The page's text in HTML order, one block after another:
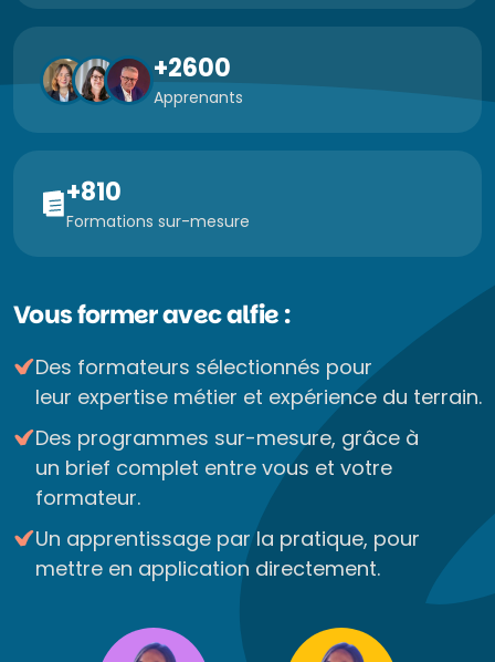
+2600
Apprenants
+810
Formations sur-mesure
Vous former avec alfie :
Des formateurs sélectionnés pour
leur expertise métier et expérience du terrain.
Des programmes sur-mesure, grâce à
un brief complet entre vous et votre
formateur.
Un apprentissage par la pratique, pour
mettre en application directement.